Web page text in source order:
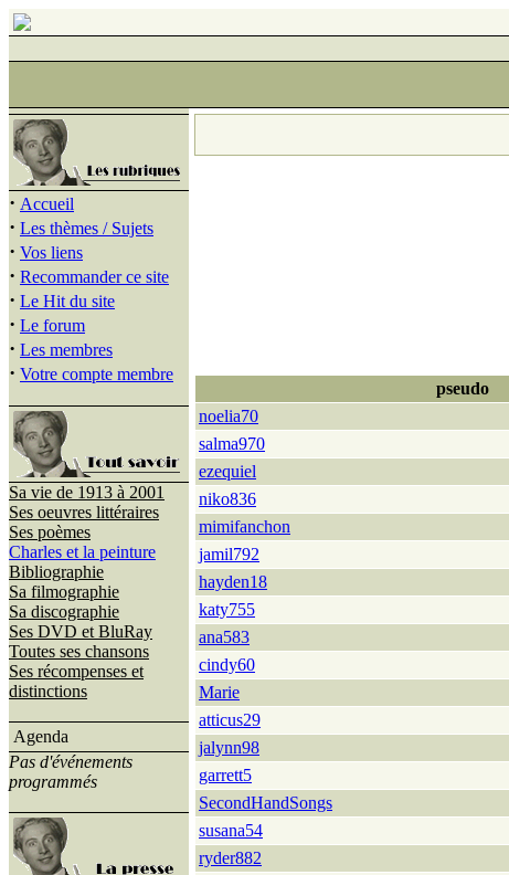
· Accueil
· Les thèmes / Sujets
· Vos liens
· Recommander ce site
· Le Hit du site
· Le forum
· Les membres
· Votre compte membre
Sa vie de 1913 à 2001
Ses oeuvres littéraires
Ses poèmes
Charles et la peinture
Bibliographie
Sa filmographie
Sa discographie
Ses DVD et BluRay
Toutes ses chansons
Ses récompenses et
distinctions
Agenda
Pas d'événements
programmés
pseudo
noelia70
salma970
ezequiel
niko836
mimifanchon
jamil792
hayden18
katy755
ana583
cindy60
Marie
atticus29
jalynn98
garrett5
SecondHandSongs
susana54
ryder882